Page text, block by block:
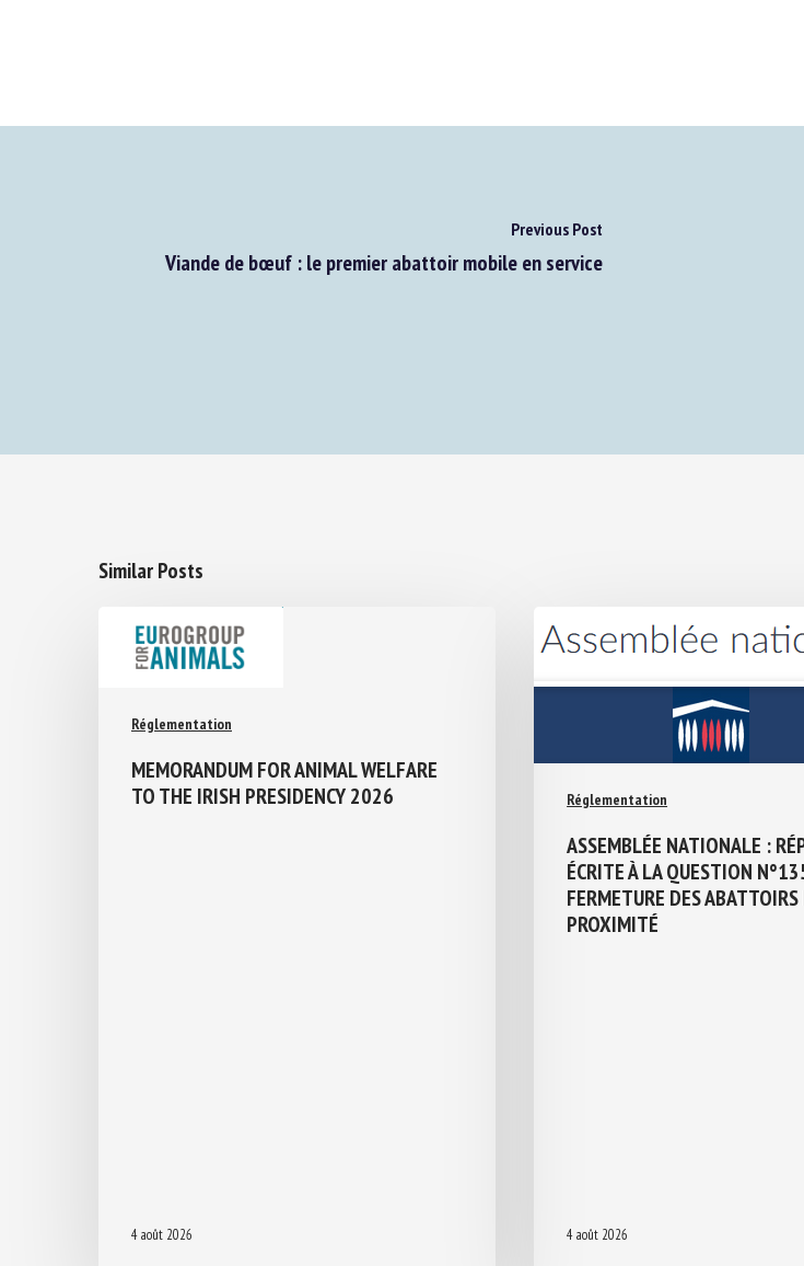
Previous Post
Viande de bœuf : le premier abattoir mobile en service
Similar Posts
Réglementation
MEMORANDUM FOR ANIMAL WELFARE
TO THE IRISH PRESIDENCY 2026
4 août 2026
Réglementation
ASSEMBLÉE NATIONALE :
ÉCRITE À LA QUESTION
FERMETURE DES ABATTOIRS
PROXIMITÉ
4 août 2026